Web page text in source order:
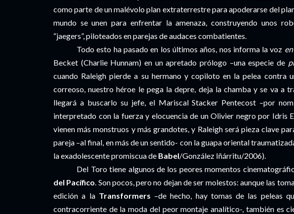
como parte de un malévolo plan extraterrestre para apoderarse del
mundo se unen para enfrentar la amenaza, construyendo unos
“jaegers”, piloteados en parejas de audaces combatientes.
Todo esto ha pasado en los últimos años, nos informa la voz
Becket (Charlie Hunnam) en un apretado prólogo –una especie de
cuando Raleigh pierde a su hermano y copiloto en la pelea contra
correoso, nuestro héroe le pega la depre, deja la chamba y se va a
llegará a buscarlo su jefe, el Mariscal Stacker Pentecost –por
interpretado con la fuerza y elocuencia de un Olivier negro por Idris
vienen más monstruos y más grandotes, y Raleigh será pieza clave
pareja –al final, en más de un sentido- con la guapa oriental
la exadolescente promiscua de Babel/González Iñárritu/2006).
Del Toro tiene algunos de los peores momentos
del Pacífico. Son pocos, pero no dejan de ser molestos: aunque las
edición a la Transformers –de hecho, hay tomas de las peleas
contracorriente de la moda del peor montaje analítico-, también es